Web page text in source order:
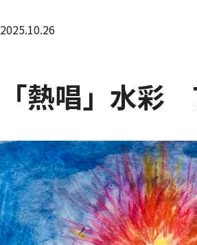
2025.10.26
「熱唱」水彩